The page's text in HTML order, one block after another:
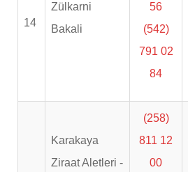
14
Zülkarni
Bakali
56
(542)
791 02
84
Karakaya
Ziraat Aletleri -
(258)
811 12
00